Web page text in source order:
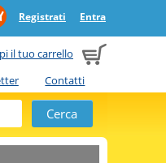
Registrati Entra
il tuo carrello
Contatti